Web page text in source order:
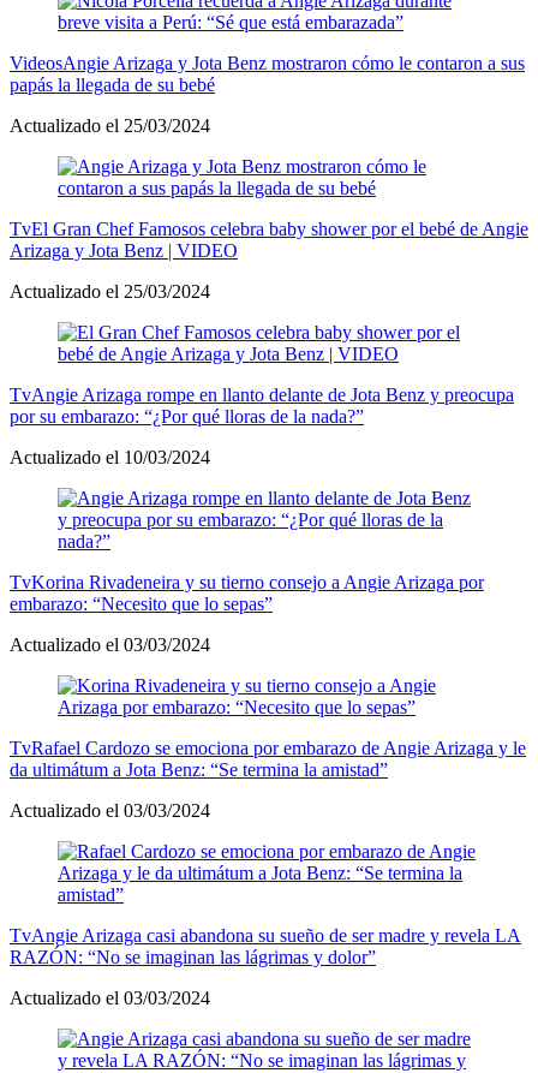
VideosAngie Arizaga y Jota Benz mostraron cómo le contaron a sus
papás la llegada de su bebé
Actualizado el 25/03/2024
TvEl Gran Chef Famosos celebra baby shower por el bebé de Angie
Arizaga y Jota Benz | VIDEO
Actualizado el 25/03/2024
TvAngie Arizaga rompe en llanto delante de Jota Benz y preocupa
por su embarazo: “¿Por qué lloras de la nada?”
Actualizado el 10/03/2024
TvKorina Rivadeneira y su tierno consejo a Angie Arizaga por
embarazo: “Necesito que lo sepas”
Actualizado el 03/03/2024
TvRafael Cardozo se emociona por embarazo de Angie Arizaga y le
da ultimátum a Jota Benz: “Se termina la amistad”
Actualizado el 03/03/2024
TvAngie Arizaga casi abandona su sueño de ser madre y revela LA
RAZÓN: “No se imaginan las lágrimas y dolor”
Actualizado el 03/03/2024